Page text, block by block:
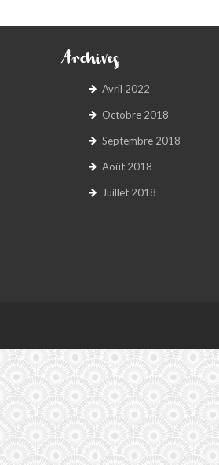
Archives
Avril 2022
Octobre 2018
Septembre 2018
Août 2018
Juillet 2018